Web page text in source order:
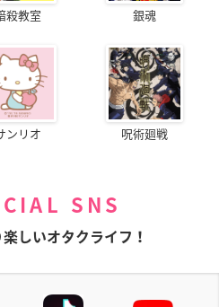
殺教室 銀魂
ンリオ 呪術廻戦
SNS
しいオタクライフ！